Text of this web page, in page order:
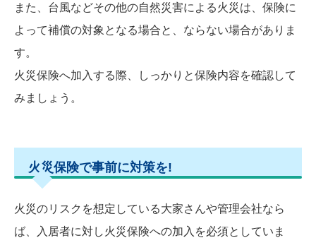
また、台風などその他の自然災害による火災は、保険に
よって補償の対象となる場合と、ならない場合がありま
す。
火災保険へ加入する際、しっかりと保険内容を確認して
みましょう。
火災保険で事前に対策を!
火災のリスクを想定している大家さんや管理会社なら
ば、入居者に対し火災保険への加入を必須としていま